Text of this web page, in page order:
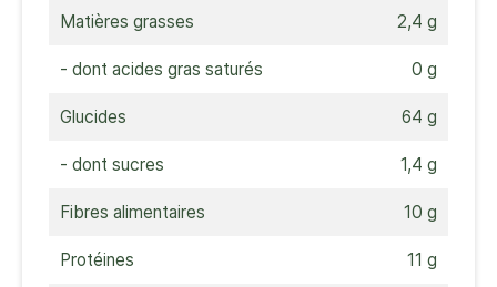
Matières grasses 2,4 g
- dont acides gras saturés 0 g
Glucides 64 g
- dont sucres 1,4 g
Fibres alimentaires 10 g
Protéines 11 g